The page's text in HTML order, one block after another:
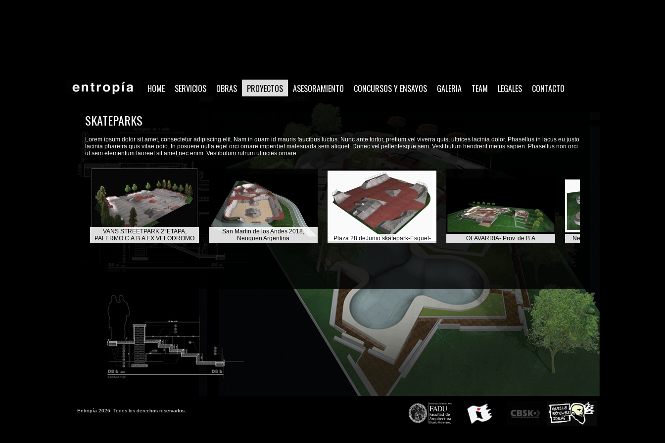
HOME SERVICIOS OBRAS PROYECTOS ASESORAMIENTO CONCURSOS Y ENSAYOS GALERIA TEAM LEGALES CONTACTO
SKATEPARKS
Lorem ipsum dolor sit amet, consectetur adipiscing elit. Nam in quam id mauris faucibus luctus. Nunc ante tortor, pretium vel viverra quis, ultrices lacinia dolor. Phasellus in lacus eu justo
lacinia pharetra quis vitae odio. In posuere nulla eget orci ornare imperdiet malesuada sem aliquet. Donec vel pellentesque sem. Vestibulum hendrerit metus sapien. Phasellus non orci
ut sem elementum laoreet sit amet nec enim. Vestibulum rutrum ultricies ornare.
VANS STREETPARK 2°ETAPA,
PALERMO C.A.B.A EX VELODROMO
San Martin de los Andes 2018,
Neuquen Argentina
Plaza 28 deJunio skatepark-Esquel- OLAVARRIA- Prov. de B.A Neuquen, Plaza Huincul
Entropía 2026. Todos los derechos reservados.